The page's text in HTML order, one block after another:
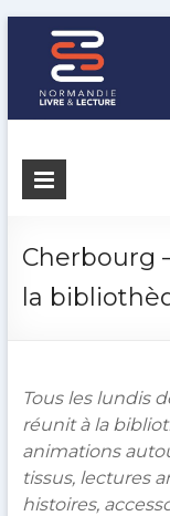
Initiatives
les
Normandie
Livre
Lecture
Cherbourg
la
Tous les lundis
réunit à la
animations
tissus, lectures
histoires,